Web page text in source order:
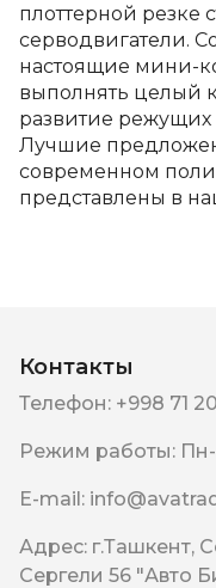
плоттерной резке
серводвигатели.
настоящие мини-
выполнять целый
развитие режущих
Лучшие
современном
представлены в
Контакты
Телефон: +998 71
Режим работы:
E-mail:
Адрес: г.Ташкент,
Сергели 56 "Авто